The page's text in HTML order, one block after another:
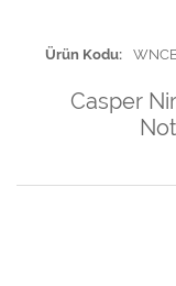
Ürün Kodu
Casper